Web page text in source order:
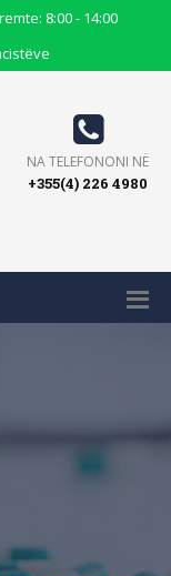
8:00 - 14:00
Phone
Icon
NA TELEFONONI NË
+355(4) 226 4980